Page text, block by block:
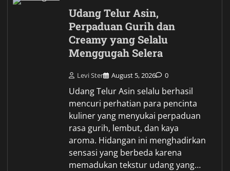
Udang Telur Asin,
Perpaduan Gurih dan
Creamy yang Selalu
Menggugah Selera
Levi Ster August 5, 2026 0
Udang Telur Asin selalu berhasil
mencuri perhatian para pencinta
kuliner yang menyukai perpaduan
rasa gurih, lembut, dan kaya
aroma. Hidangan ini menghadirkan
sensasi yang berbeda karena
memadukan tekstur udang yang…